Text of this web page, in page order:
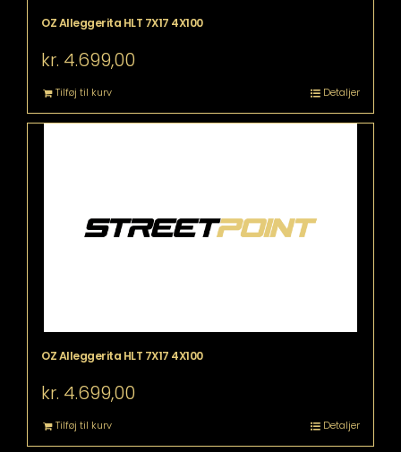
OZ Alleggerita HLT 7X17 4X100
kr. 4.699,00
Tilføj til kurv Detaljer
OZ Alleggerita HLT 7X17 4X100
kr. 4.699,00
Tilføj til kurv Detaljer